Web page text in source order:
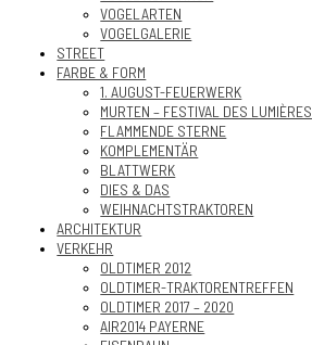
VOGELARTEN
VOGELGALERIE
STREET
FARBE & FORM
1. AUGUST-FEUERWERK
MURTEN – FESTIVAL DES LUMIÈRES
FLAMMENDE STERNE
KOMPLEMENTÄR
BLATTWERK
DIES & DAS
WEIHNACHTSTRAKTOREN
ARCHITEKTUR
VERKEHR
OLDTIMER 2012
OLDTIMER-TRAKTORENTREFFEN
OLDTIMER 2017 – 2020
AIR2014 PAYERNE